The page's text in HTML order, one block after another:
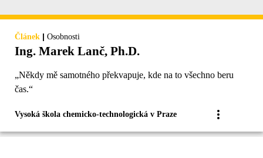
Článek | Osobnosti
Ing. Marek Lanč, Ph.D.
„Někdy mě samotného překvapuje, kde na to všechno beru
čas.“
Vysoká škola chemicko-technologická v Praze